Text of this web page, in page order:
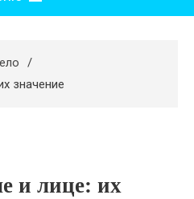
значение
и лице: их